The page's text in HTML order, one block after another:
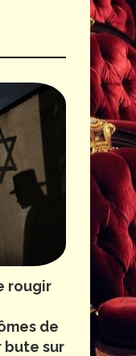
rougir
de
bute sur